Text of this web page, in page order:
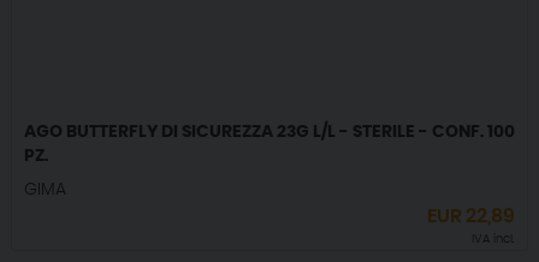
AGO BUTTERFLY DI SICUREZZA 23G L/L - STERILE - CONF. 100
PZ.
GIMA
EUR 22,89
IVA incl.